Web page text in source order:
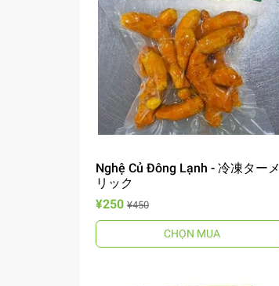
Nghệ Củ Đông Lạnh - 冷凍ターメ
リック
¥250 ¥450
CHỌN MUA